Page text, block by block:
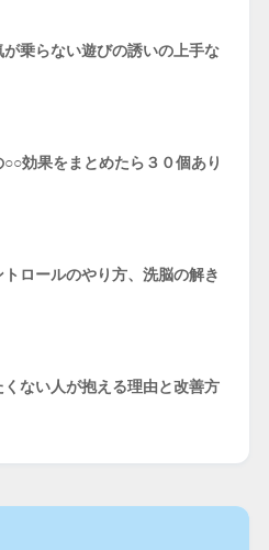
乗らない遊びの誘いの上手な
効果をまとめたら３０個あり
ロールのやり方、洗脳の解き
ない人が抱える理由と改善方